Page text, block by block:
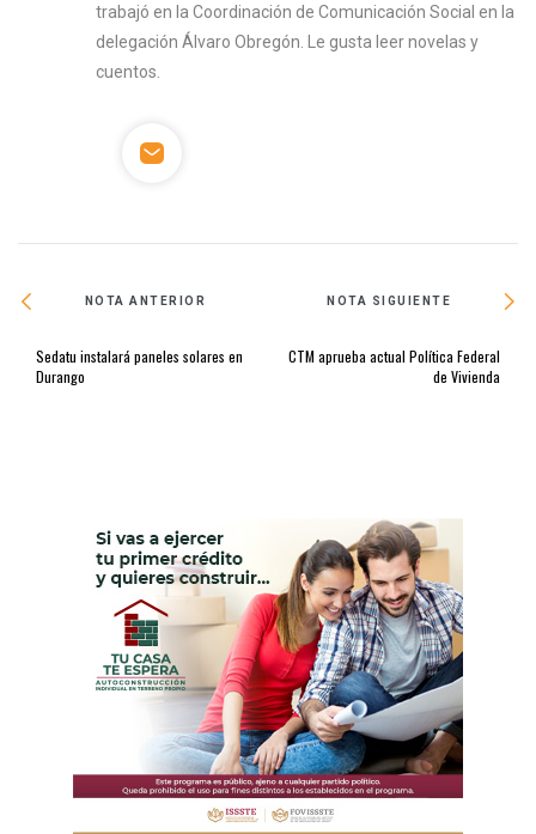
trabajó en la Coordinación de Comunicación Social en la
delegación Álvaro Obregón. Le gusta leer novelas y
cuentos.
NOTA ANTERIOR
Sedatu instalará paneles solares en
Durango
NOTA SIGUIENTE
CTM aprueba actual Política Federal
de Vivienda